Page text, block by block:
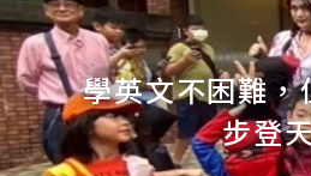
學英文不困難
步登